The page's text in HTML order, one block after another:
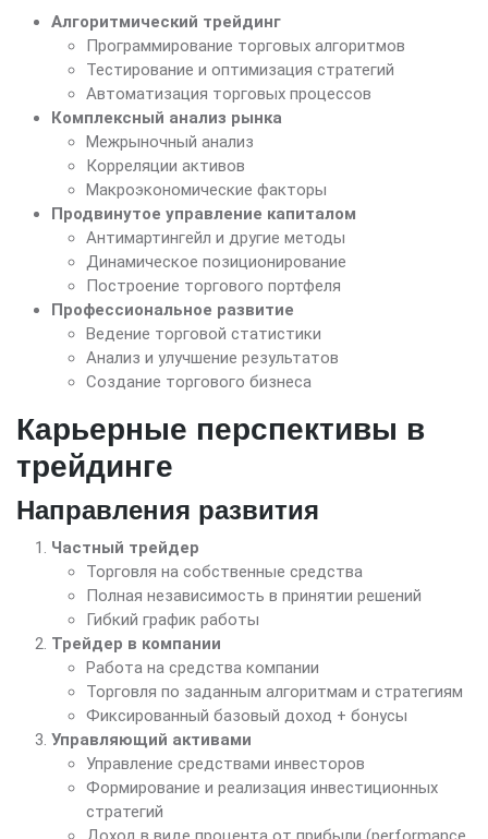
Алгоритмический трейдинг
Программирование торговых алгоритмов
Тестирование и оптимизация стратегий
Автоматизация торговых процессов
Комплексный анализ рынка
Межрыночный анализ
Корреляции активов
Макроэкономические факторы
Продвинутое управление капиталом
Антимартингейл и другие методы
Динамическое позиционирование
Построение торгового портфеля
Профессиональное развитие
Ведение торговой статистики
Анализ и улучшение результатов
Создание торгового бизнеса
Карьерные перспективы в
трейдинге
Направления развития
Частный трейдер
Торговля на собственные средства
Полная независимость в принятии решений
Гибкий график работы
Трейдер в компании
Работа на средства компании
Торговля по заданным алгоритмам и стратегиям
Фиксированный базовый доход + бонусы
Управляющий активами
Управление средствами инвесторов
Формирование и реализация инвестиционных
стратегий